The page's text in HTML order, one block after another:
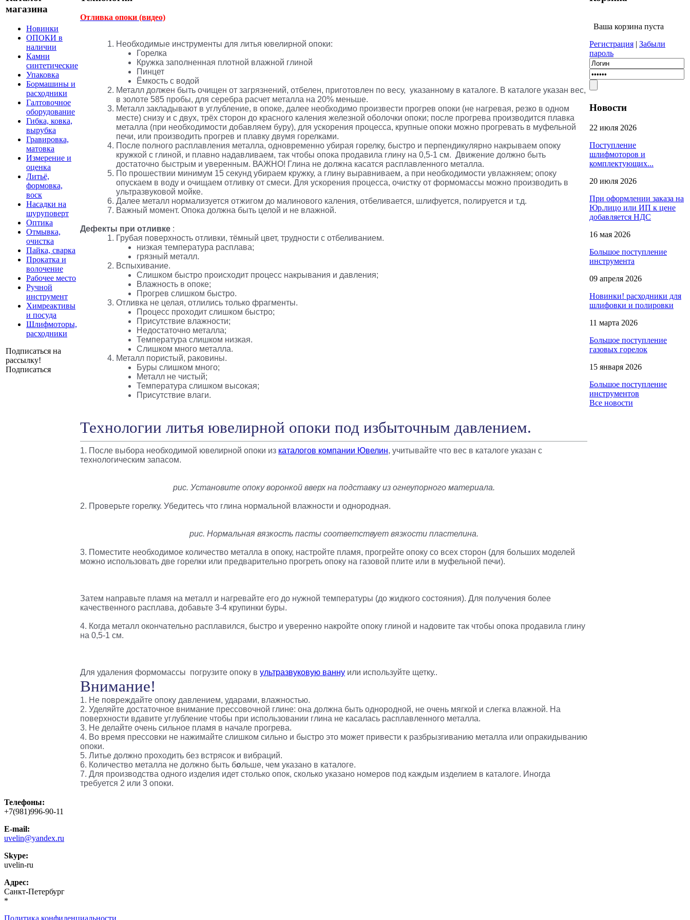
магазина
Новинки
ОПОКИ в
наличии
Камни
синтетические
Упаковка
Бормашины и
расходники
Галтовочное
оборудование
Гибка, ковка,
вырубка
Гравировка,
матовка
Измерение и
оценка
Литьё,
формовка,
воск
Насадки на
шуруповерт
Оптика
Отмывка,
очистка
Пайка, сварка
Прокатка и
волочение
Рабочее место
Ручной
инструмент
Химреактивы
и посуда
Шлифмоторы,
расходники
Подписаться на
рассылку!
Подписаться
Отливка опоки (видео)
Необходимые инструменты для литья ювелирной опоки:
Горелка
Кружка заполненная плотной влажной глиной
Пинцет
Ёмкость с водой
Металл должен быть очищен от загрязнений, отбелен, приготовлен по весу, указанному в каталоге. В каталоге указан вес,
в золоте 585 пробы, для серебра расчет металла на 20% меньше.
Металл закладывают в углубление, в опоке, далее необходимо произвести прогрев опоки (не нагревая, резко в одном
месте) снизу и с двух, трёх сторон до красного каления железной оболочки опоки; после прогрева производится плавка
металла (при необходимости добавляем буру), для ускорения процесса, крупные опоки можно прогревать в муфельной
печи, или производить прогрев и плавку двумя горелками.
После полного расплавления металла, одновременно убирая горелку, быстро и перпендикулярно накрываем опоку
кружкой с глиной, и плавно надавливаем, так чтобы опока продавила глину на 0,5-1 см. Движение должно быть
достаточно быстрым и уверенным. ВАЖНО! Глина не должна касатся расплавленного металла.
По прошествии минимум 15 секунд убираем кружку, а глину выравниваем, а при необходимости увлажняем; опоку
опускаем в воду и очищаем отливку от смеси. Для ускорения процесса, очистку от формомассы можно производить в
ультразвуковой мойке.
Далее металл нормализуется отжигом до малинового каления, отбеливается, шлифуется, полируется и т.д.
Важный момент. Опока должна быть целой и не влажной.
Дефекты при отливке :
Грубая поверхность отливки, тёмный цвет, трудности с отбеливанием.
низкая температура расплава;
грязный металл.
Вспыхивание.
Слишком быстро происходит процесс накрывания и давления;
Влажность в опоке;
Прогрев слишком быстро.
Отливка не целая, отлились только фрагменты.
Процесс проходит слишком быстро;
Присутствие влажности;
Недостаточно металла;
Температура слишком низкая.
Слишком много металла.
Металл пористый, раковины.
Буры слишком много;
Металл не чистый;
Температура слишком высокая;
Присутствие влаги.
Технологии литья ювелирной опоки под избыточным давлением.
1. После выбора необходимой ювелирной опоки из каталогов компании Ювелин, учитывайте что вес в каталоге указан с
технологическим запасом.
рис. Установите опоку воронкой вверх на подставку из огнеупорного материала.
2. Проверьте горелку. Убедитесь что глина нормальной влажности и однородная.
рис. Нормальная вязкость пасты соответствует вязкости пластелина.
3. Поместите необходимое количество металла в опоку, настройте пламя, прогрейте опоку со всех сторон (для больших моделей
можно использовать две горелки или предварительно прогреть опоку на газовой плите или в муфельной печи).
Затем направьте пламя на металл и нагревайте его до нужной температуры (до жидкого состояния). Для получения более
качественного расплава, добавьте 3-4 крупинки буры.
4. Когда металл окончательно расплавился, быстро и уверенно накройте опоку глиной и надовите так чтобы опока продавила глину
на 0,5-1 см.
Для удаления формомассы погрузите опоку в ультразвуковую ванну или используйте щетку..
Внимание!
1. Не повреждайте опоку давлением, ударами, влажностью.
2. Уделяйте достаточное внимание прессовочной глине: она должна быть однородной, не очень мягкой и слегка влажной. На
поверхности вдавите углубление чтобы при использовании глина не касалась расплавленного металла.
3. Не делайте очень сильное пламя в начале прогрева.
4. Во время прессовки не нажимайте слишком сильно и быстро это может привести к разбрызгиванию металла или опракидыванию
опоки.
5. Литье должно проходить без встрясок и вибраций.
6. Количество металла не должно быть больше, чем указано в каталоге.
7. Для производства одного изделия идет столько опок, сколько указано номеров под каждым изделием в каталоге. Иногда
требуется 2 или 3 опоки.
Ваша корзина пуста
Регистрация | Забыли
пароль
Новости
22 июля 2026
Поступление
шлифмоторов и
комплектующих...
20 июля 2026
При оформлении заказа на
Юр.лицо или ИП к цене
добавляется НДС
16 мая 2026
Большое поступление
инструмента
09 апреля 2026
Новинки! расходники для
шлифовки и полировки
11 марта 2026
Большое поступление
газовых горелок
15 января 2026
Большое поступление
инструментов
Все новости
Телефоны:
+7(981)996-90-11
E-mail:
uvelin@yandex.ru
Skype:
uvelin-ru
Адрес:
Санкт-Петербург
*
Политика конфиденциальности